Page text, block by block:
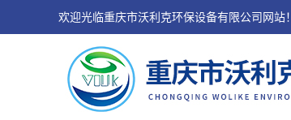
欢迎光临重庆市沃利克环保设备有限公司网站！